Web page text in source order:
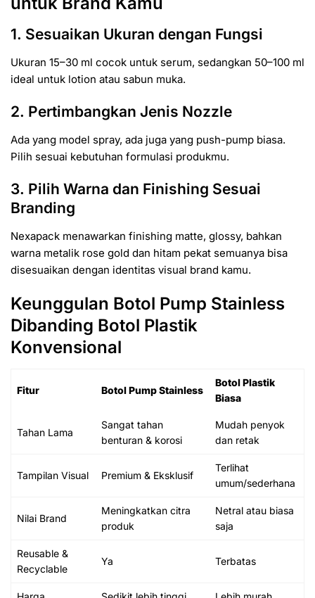
1. Sesuaikan Ukuran dengan Fungsi
Ukuran 15–30 ml cocok untuk serum, sedangkan 50–100 ml
ideal untuk lotion atau sabun muka.
2. Pertimbangkan Jenis Nozzle
Ada yang model spray, ada juga yang push-pump biasa.
Pilih sesuai kebutuhan formulasi produkmu.
3. Pilih Warna dan Finishing Sesuai
Branding
Nexapack menawarkan finishing matte, glossy, bahkan
warna metalik rose gold dan hitam pekat semuanya bisa
disesuaikan dengan identitas visual brand kamu.
Keunggulan Botol Pump Stainless
Dibanding Botol Plastik
Konvensional
Fitur Botol Pump Stainless
Botol Plastik
Biasa
Tahan Lama
Sangat tahan
benturan & korosi
Mudah penyok
dan retak
Tampilan Visual Premium & Eksklusif
Terlihat
umum/sederhana
Nilai Brand
Meningkatkan citra
produk
Netral atau biasa
saja
Reusable &
Recyclable
Ya Terbatas